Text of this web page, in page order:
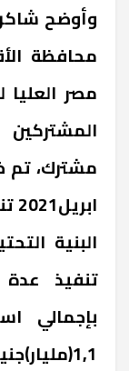
وأوضح
محافظة
مصر العليا
البنية
تنفيذ
بإجمالي
1,1(مليار)جنيه خلال الفترة مقسمة كالتالي: